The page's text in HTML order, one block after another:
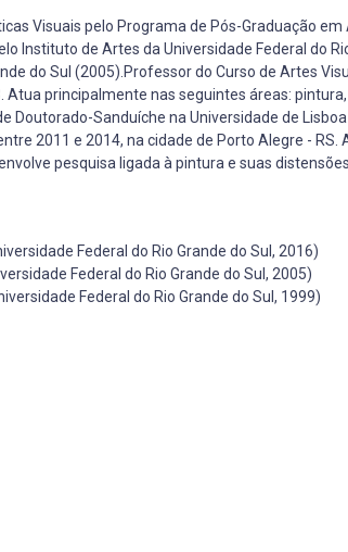
Visuais pelo Programa de Pós-Graduação em
Instituto de Artes da Universidade Federal do
do Sul (2005).Professor do Curso de Artes
principalmente nas seguintes áreas:
Doutorado-Sanduíche na Universidade de
2011 e 2014, na cidade de Porto Alegre -
pesquisa ligada à pintura e suas
Federal do Rio Grande do Sul, 2016)
Federal do Rio Grande do Sul, 2005)
Federal do Rio Grande do Sul, 1999)